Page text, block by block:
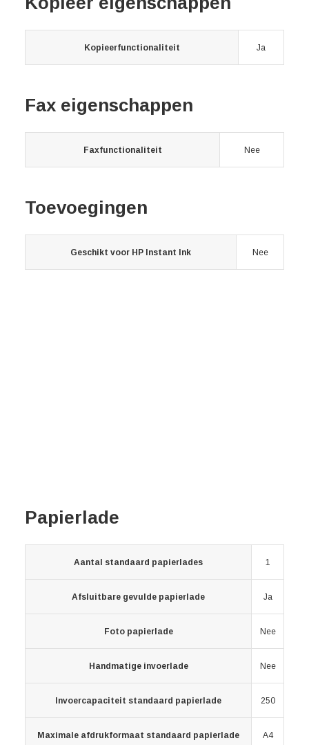
Kopieerfunctionaliteit Ja
Fax eigenschappen
Faxfunctionaliteit Nee
Toevoegingen
Geschikt voor HP Instant Ink Nee
Papierlade
Aantal standaard papierlades 1
Afsluitbare gevulde papierlade Ja
Foto papierlade Nee
Handmatige invoerlade Nee
Invoercapaciteit standaard papierlade 250
Maximale afdrukformaat standaard papierlade A4